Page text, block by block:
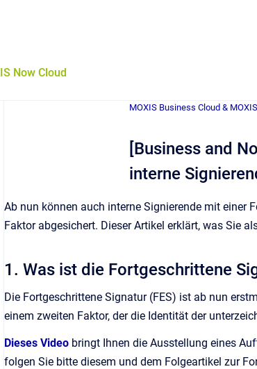
Now Cloud
MOXIS Business Cloud &
[Business and
interne
Ab nun können auch interne Signierende mit einer
Faktor abgesichert. Dieser Artikel erklärt, was Sie
1. Was ist die Fortgeschrittene
Die Fortgeschrittene Signatur (FES) ist ab nun
einem zweiten Faktor, der die Identität der
Dieses Video bringt Ihnen die Ausstellung eines
folgen Sie bitte diesem und dem Folgeartikel zur